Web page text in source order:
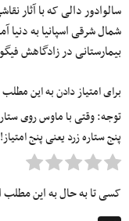
سالوادور دالی که با آثار
بیمارستانی در زادگاهش
برای امتیاز دادن به این
توجه: وقتی با ماوس روی
پنج ستاره زرد یعنی پنج امتیاز!
کسی تا به حال به این مطلب